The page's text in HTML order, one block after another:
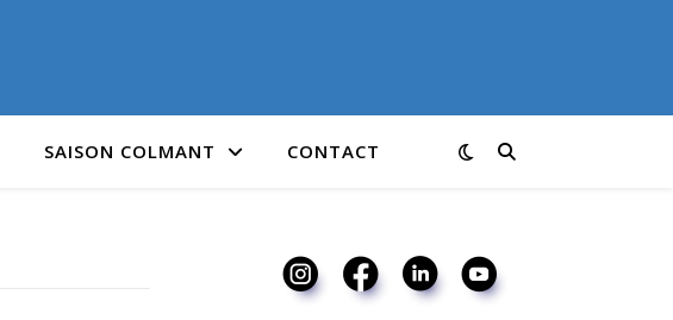
SAISON COLMANT CONTACT